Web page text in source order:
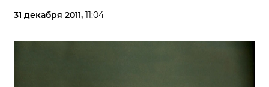
31 декабря 2011, 11:04